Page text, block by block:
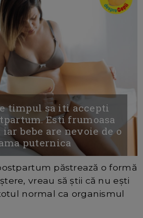
timpul sa iti accepti
Esti frumoasa
bebe are nevoie de o
puternica
păstrează o formă
vreau să știi că nu ești
normal ca organismul